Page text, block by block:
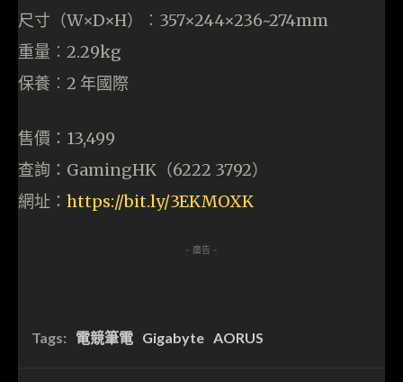
尺寸（W×D×H）︰357×244×236~274mm
重量︰2.29kg
保養︰2 年國際
售價：13,499
查詢：GamingHK（6222 3792）
網址： https://bit.ly/3EKMOXK
- 廣告 -
Tags: 電競筆電 Gigabyte AORUS